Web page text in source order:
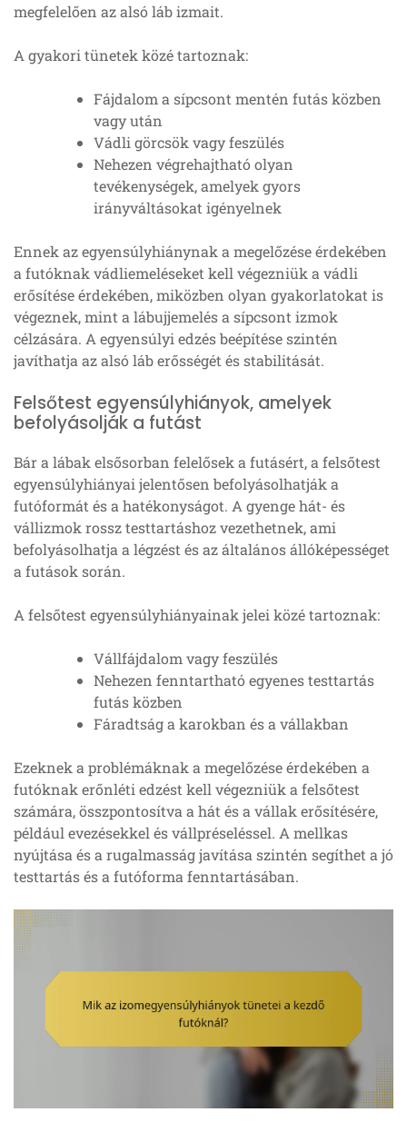
megfelelően az alsó láb izmait.
A gyakori tünetek közé tartoznak:
Fájdalom a sípcsont mentén futás közben
vagy után
Vádli görcsök vagy feszülés
Nehezen végrehajtható olyan
tevékenységek, amelyek gyors
irányváltásokat igényelnek
Ennek az egyensúlyhiánynak a megelőzése érdekében
a futóknak vádliemeléseket kell végezniük a vádli
erősítése érdekében, miközben olyan gyakorlatokat is
végeznek, mint a lábujjemelés a sípcsont izmok
célzására. A egyensúlyi edzés beépítése szintén
javíthatja az alsó láb erősségét és stabilitását.
Felsőtest egyensúlyhiányok, amelyek
befolyásolják a futást
Bár a lábak elsősorban felelősek a futásért, a felsőtest
egyensúlyhiányai jelentősen befolyásolhatják a
futóformát és a hatékonyságot. A gyenge hát- és
vállizmok rossz testtartáshoz vezethetnek, ami
befolyásolhatja a légzést és az általános állóképességet
a futások során.
A felsőtest egyensúlyhiányainak jelei közé tartoznak:
Vállfájdalom vagy feszülés
Nehezen fenntartható egyenes testtartás
futás közben
Fáradtság a karokban és a vállakban
Ezeknek a problémáknak a megelőzése érdekében a
futóknak erőnléti edzést kell végezniük a felsőtest
számára, összpontosítva a hát és a vállak erősítésére,
például evezésekkel és vállpréseléssel. A mellkas
nyújtása és a rugalmasság javítása szintén segíthet a jó
testtartás és a futóforma fenntartásában.